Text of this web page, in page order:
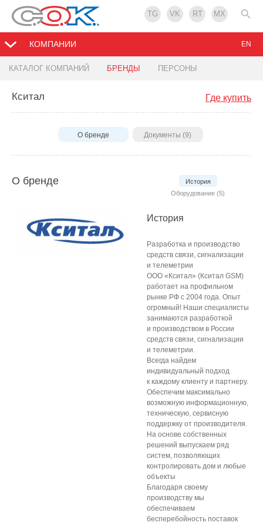
TG VK RT MX
КОМПАНИИ
КАТАЛОГ КОМПАНИЙ БРЕНДЫ ПЕРСОНЫ
EN
Где купить
Кситал
О бренде Документы (9)
О бренде
История
Оборудование (5)
История
Разработка и производство
средств связи, сигнализации
и телеметрии
ООО «Кситал» (Кситал GSM)
работает на профильном
рынке РФ с 2004 года. Опыт
огромный! Наши специалисты
занимаются разработкой
и производством в России
средств связи, сигнализации
и телеметрии.
Всегда найдем
индивидуальный подход
к каждому клиенту и партнеру.
Обеспечим максимально
возможную информационную,
техническую, сервисную
поддержку от производителя.
На основе собственных
решений выпускаем ряд
систем, позволяющих
контролировать дом и любые
объекты
Благодаря своему
производству мы
обеспечиваем
бесперебойность поставок